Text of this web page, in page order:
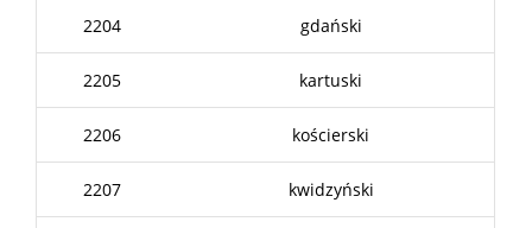
2204 gdański
2205 kartuski
2206 kościerski
2207 kwidzyński